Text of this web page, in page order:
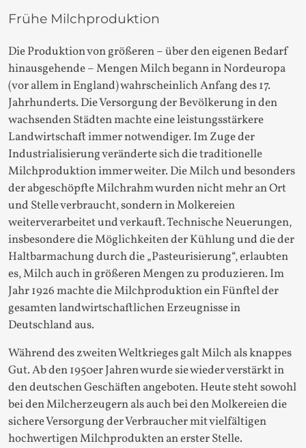
Frühe Milchproduktion
Die Produktion von größeren – über den eigenen Bedarf
hinausgehende – Mengen Milch begann in Nordeuropa
(vor allem in England) wahrscheinlich Anfang des 17.
Jahrhunderts. Die Versorgung der Bevölkerung in den
wachsenden Städten machte eine leistungsstärkere
Landwirtschaft immer notwendiger. Im Zuge der
Industrialisierung veränderte sich die traditionelle
Milchproduktion immer weiter. Die Milch und besonders
der abgeschöpfte Milchrahm wurden nicht mehr an Ort
und Stelle verbraucht, sondern in Molkereien
weiterverarbeitet und verkauft. Technische Neuerungen,
insbesondere die Möglichkeiten der Kühlung und die der
Haltbarmachung durch die „Pasteurisierung“, erlaubten
es, Milch auch in größeren Mengen zu produzieren. Im
Jahr 1926 machte die Milchproduktion ein Fünftel der
gesamten landwirtschaftlichen Erzeugnisse in
Deutschland aus.
Während des zweiten Weltkrieges galt Milch als knappes
Gut. Ab den 1950er Jahren wurde sie wieder verstärkt in
den deutschen Geschäften angeboten. Heute steht sowohl
bei den Milcherzeugern als auch bei den Molkereien die
sichere Versorgung der Verbraucher mit vielfältigen
hochwertigen Milchprodukten an erster Stelle.